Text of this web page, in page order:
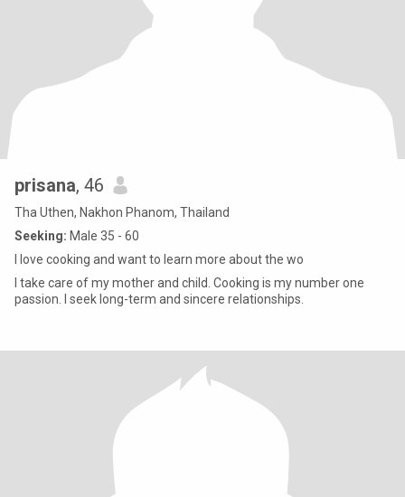
prisana, 46
Tha Uthen, Nakhon Phanom, Thailand
Seeking: Male 35 - 60
I love cooking and want to learn more about the wo
I take care of my mother and child. Cooking is my number one
passion. I seek long-term and sincere relationships.